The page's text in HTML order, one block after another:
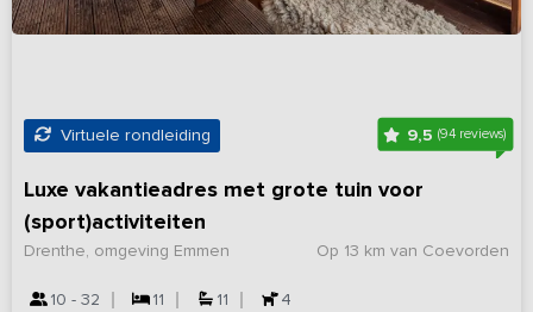
Virtuele rondleiding 9,5(94 reviews)
Luxe vakantieadres met grote tuin voor
(sport)activiteiten
Op 13 km van Coevorden
Drenthe, omgeving Emmen
10 - 32 11 11 4